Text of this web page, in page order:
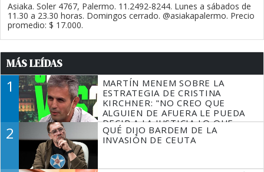
Asiaka. Soler 4767, Palermo. 11.2492-8244. Lunes a sábados de
11.30 a 23.30 horas. Domingos cerrado. @asiakapalermo. Precio
promedio: $ 17.000.
MÁS LEÍDAS
1
MARTÍN MENEM SOBRE LA
ESTRATEGIA DE CRISTINA
KIRCHNER: "NO CREO QUE
ALGUIEN DE AFUERA LE PUEDA
DECIR A LA JUSTICIA LO QUE
TIENE QUE HACER"
2
QUÉ DIJO BARDEM DE LA
INVASIÓN DE CEUTA